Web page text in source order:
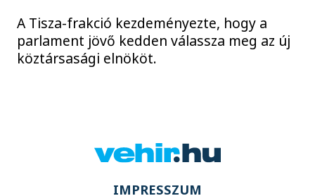
A Tisza-frakció kezdeményezte, hogy a
parlament jövő kedden válassza meg az új
köztársasági elnököt.
IMPRESSZUM